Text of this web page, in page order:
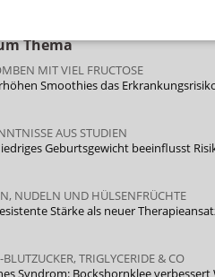
Thema
MIT VIEL FRUCTOSE
Smoothies das
AUS STUDIEN
Geburtsgewicht beeinflusst
NUDELN UND HÜLSENFRÜCHTE
Stärke als neuer
TRIGLYCERIDE & CO
Syndrom: Bockshornklee verbessert